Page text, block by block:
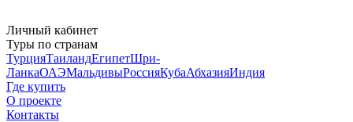
Личный кабинет
Туры по странам
ТурцияТаиландЕгипетШри-
ЛанкаОАЭМальдивыРоссияКубаАбхазияИндия
Где купить
О проекте
Контакты